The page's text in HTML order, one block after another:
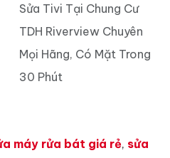
Sửa Tivi Tại Chung Cư
TDH Riverview Chuyên
Mọi Hãng, Có Mặt Trong
30 Phút
máy rửa bát giá rẻ, sửa